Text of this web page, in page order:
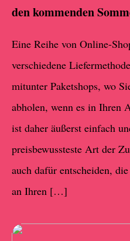
den kommenden
Eine Reihe von Online-
verschiedene
mitunter Paketshops, wo
abholen, wenn es in Ihren
ist daher äußerst einfach
preisbewussteste Art der
auch dafür entscheiden,
an Ihren […]